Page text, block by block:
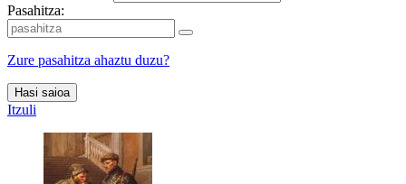
Pasahitza:
Zure pasahitza ahaztu duzu?
Hasi saioa
Itzuli